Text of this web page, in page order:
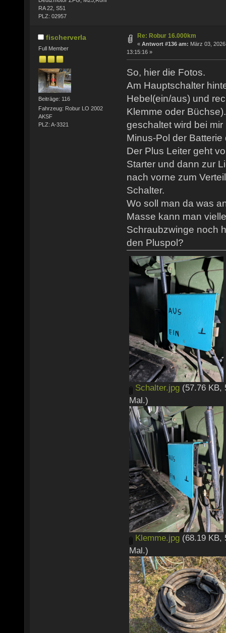
RA 22, S51
PLZ: 02957
fischerverla
Full Member
Beiträge: 116
Fahrzeug: Robur LO 2002
AKSF
PLZ: A-3321
Re: Robur 16.000km
« Antwort #136 am: März 03,
13:15:16 »
So, hier die Fotos.
Am Hauptschalter
Hebel(ein/aus) und
Klemme oder
geschaltet wird bei
Minus-Pol der
Der Plus Leiter geht
Starter und dann zur
nach vorne zum
Schalter.
Wo soll man da was
Masse kann man
Schraubzwinge noch
den Pluspol?
Schalter.jpg (57.76 KB,
Mal.)
Klemme.jpg (68.19 KB,
Mal.)